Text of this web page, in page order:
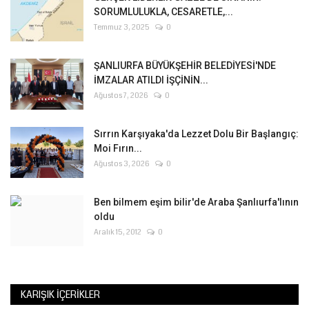
SORUMLULUKLA, CESARETLE,...
Temmuz 3, 2025 0
ŞANLIURFA BÜYÜKŞEHİR BELEDİYESİ'NDE
İMZALAR ATILDI İŞÇİNİN...
Ağustos 7, 2026 0
Sırrın Karşıyaka'da Lezzet Dolu Bir Başlangıç:
Moi Fırın...
Ağustos 3, 2026 0
Ben bilmem eşim bilir'de Araba Şanlıurfa'lının
oldu
Aralık 15, 2012 0
KARIŞIK İÇERIKLER